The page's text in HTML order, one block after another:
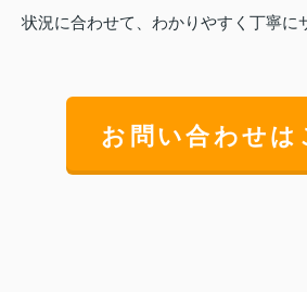
状況に合わせて、わかりやすく丁寧に
お問い合わせは